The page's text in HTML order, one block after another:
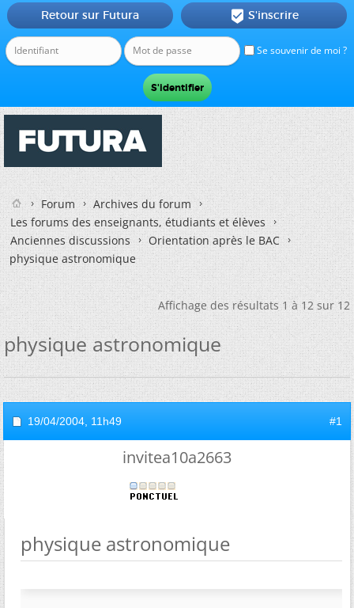
Se souvenir de moi ?
Retour sur Futura  S'inscrire
Forum
Archives du forum
Les forums des enseignants, étudiants et élèves
Anciennes discussions
Orientation après le BAC
physique astronomique
Affichage des résultats 1 à 12 sur 12
physique astronomique
19/04/2004, 11h49 #1
invitea10a2663
physique astronomique